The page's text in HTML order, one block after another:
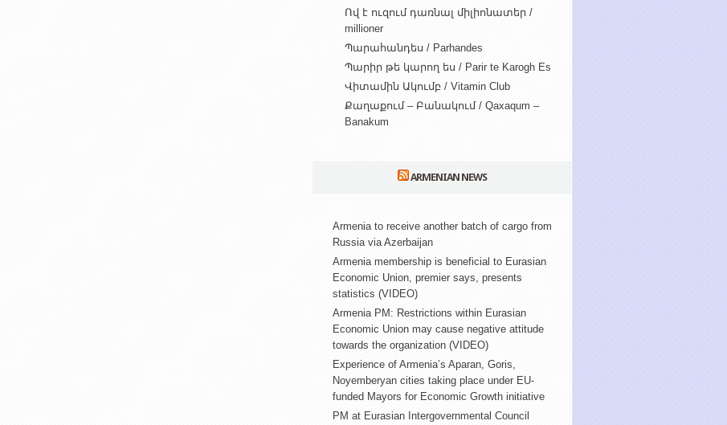
Ով է ուզում դառնալ միլիոնատեր /
millioner
Պարահանդես / Parhandes
Պարիր թե կարող ես / Parir te Karogh Es
Վիտամին Ակումբ / Vitamin Club
Քաղաքում – Բանակում / Qaxaqum –
Banakum
ARMENIAN NEWS
Armenia to receive another batch of cargo from
Russia via Azerbaijan
Armenia membership is beneficial to Eurasian
Economic Union, premier says, presents
statistics (VIDEO)
Armenia PM: Restrictions within Eurasian
Economic Union may cause negative attitude
towards the organization (VIDEO)
Experience of Armenia’s Aparan, Goris,
Noyemberyan cities taking place under EU-
funded Mayors for Economic Growth initiative
PM at Eurasian Intergovernmental Council